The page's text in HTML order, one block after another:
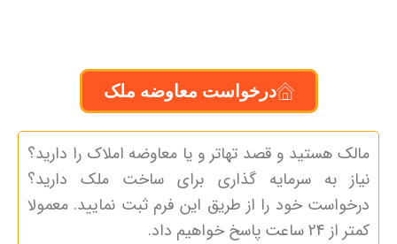
درخواست معاوضه ملک
مالک هستید و قصد تهاتر و یا معاوضه املاک را دارید؟
نیاز به سرمایه گذاری برای ساخت ملک دارید؟
درخواست خود را از طریق این فرم ثبت نمایید. معمولا
کمتر از 24 ساعت پاسخ خواهیم داد.